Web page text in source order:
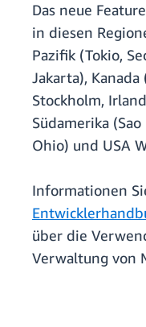
Das neue
in diesen
Pazifik (Tokio,
Jakarta),
Stockholm,
Südamerika
Ohio) und USA
Informationen
über die
Verwaltung von